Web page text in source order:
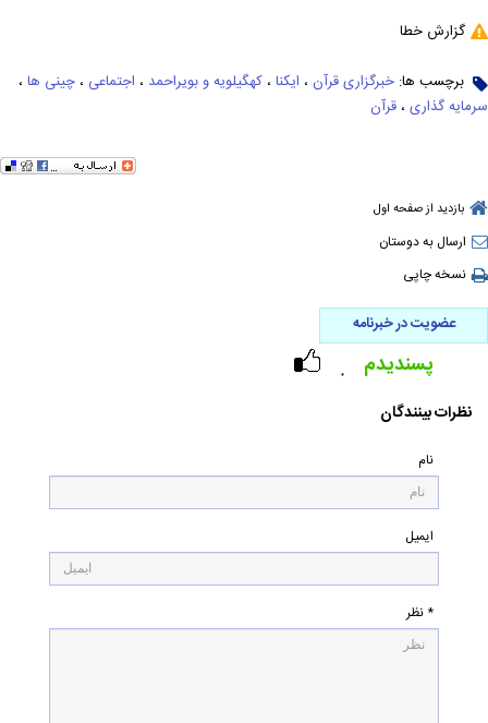
گزارش خطا
برچسب ها: خبرگزاری قرآن ، ایکنا ، کهگیلویه و بویراحمد ، اجتماعی ، چینی ها ،
سرمایه گذاری ، قرآن
بازدید از صفحه اول
ارسال به دوستان
نسخه چاپی
عضویت در خبرنامه
۰ پسندیدم
نظرات بینندگان
نام
ایمیل
* نظر